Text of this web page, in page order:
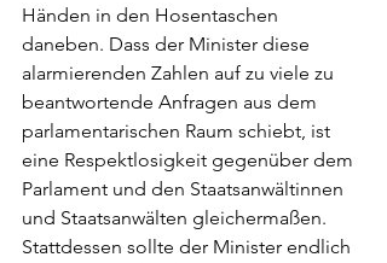
Händen in den Hosentaschen
daneben. Dass der Minister diese
alarmierenden Zahlen auf zu viele zu
beantwortende Anfragen aus dem
parlamentarischen Raum schiebt, ist
eine Respektlosigkeit gegenüber dem
Parlament und den Staatsanwältinnen
und Staatsanwälten gleichermaßen.
Stattdessen sollte der Minister endlich